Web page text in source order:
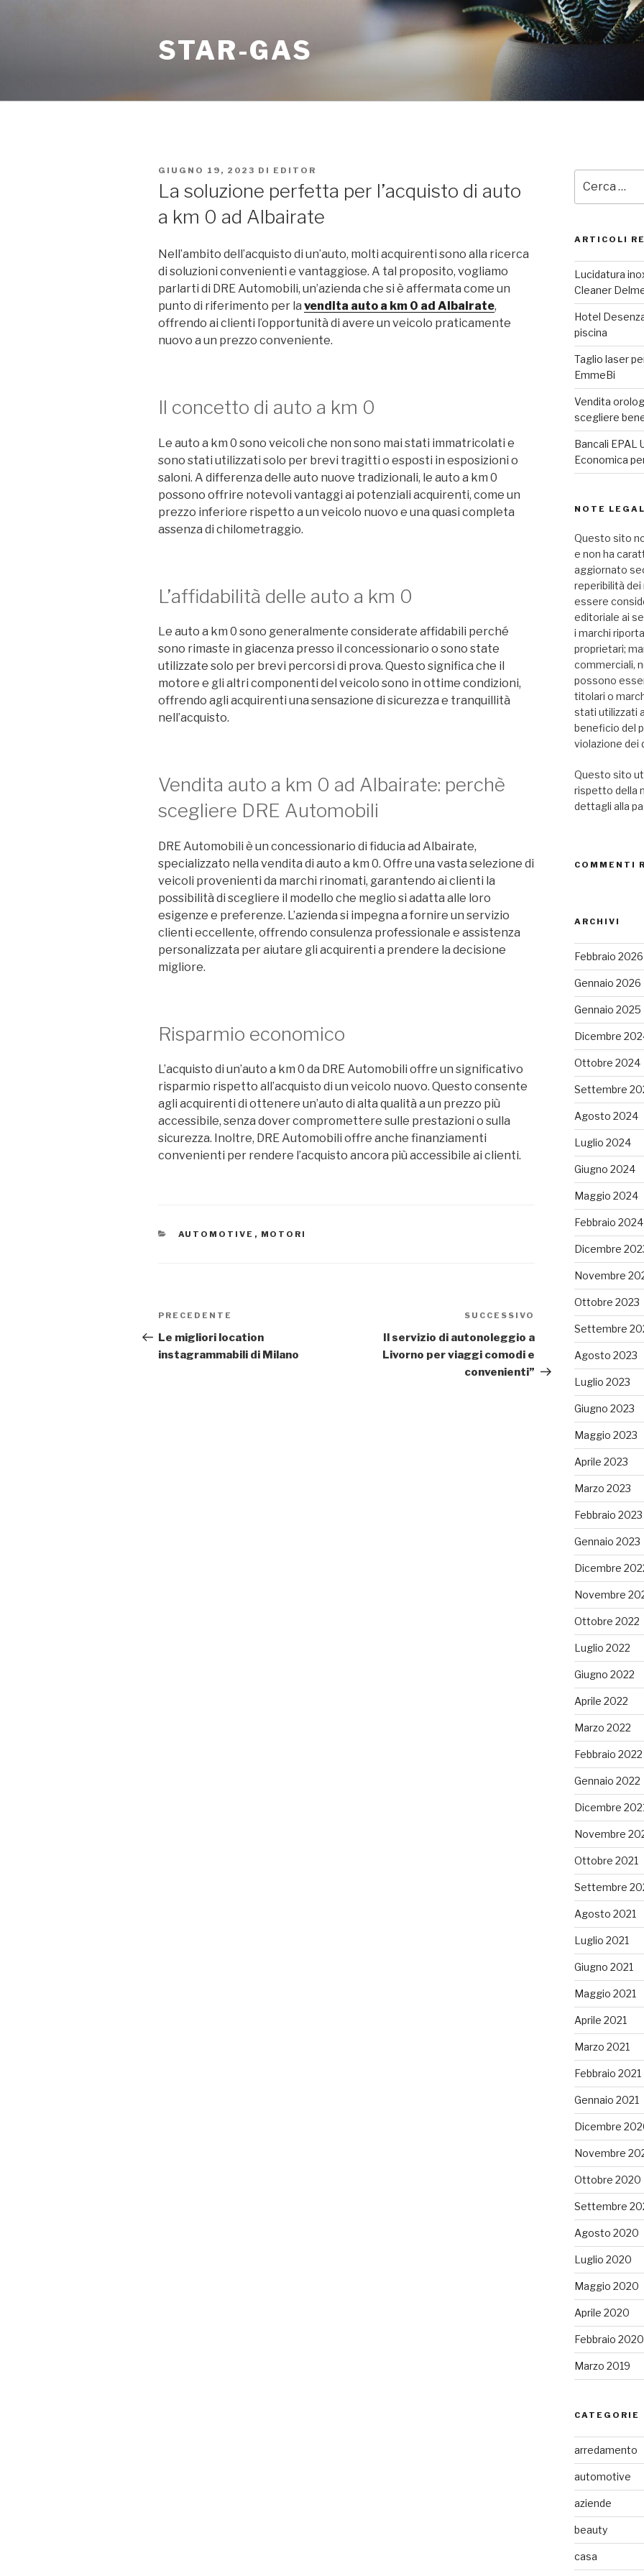
STAR-GAS
PUBBLICATO
GIUGNO 19, 2023 DI EDITOR
La soluzione perfetta per l’acquisto di auto
a km 0 ad Albairate
Nell’ambito dell’acquisto di un’auto, molti acquirenti sono alla ricerca
di soluzioni convenienti e vantaggiose. A tal proposito, vogliamo
parlarti di DRE Automobili, un’azienda che si è affermata come un
punto di riferimento per la vendita auto a km 0 ad Albairate,
offrendo ai clienti l’opportunità di avere un veicolo praticamente
nuovo a un prezzo conveniente.
Il concetto di auto a km 0
Le auto a km 0 sono veicoli che non sono mai stati immatricolati e
sono stati utilizzati solo per brevi tragitti o esposti in esposizioni o
saloni. A differenza delle auto nuove tradizionali, le auto a km 0
possono offrire notevoli vantaggi ai potenziali acquirenti, come un
prezzo inferiore rispetto a un veicolo nuovo e una quasi completa
assenza di chilometraggio.
L’affidabilità delle auto a km 0
Le auto a km 0 sono generalmente considerate affidabili perché
sono rimaste in giacenza presso il concessionario o sono state
utilizzate solo per brevi percorsi di prova. Questo significa che il
motore e gli altri componenti del veicolo sono in ottime condizioni,
offrendo agli acquirenti una sensazione di sicurezza e tranquillità
nell’acquisto.
Vendita auto a km 0 ad Albairate: perchè
scegliere DRE Automobili
DRE Automobili è un concessionario di fiducia ad Albairate,
specializzato nella vendita di auto a km 0. Offre una vasta selezione di
veicoli provenienti da marchi rinomati, garantendo ai clienti la
possibilità di scegliere il modello che meglio si adatta alle loro
esigenze e preferenze. L’azienda si impegna a fornire un servizio
clienti eccellente, offrendo consulenza professionale e assistenza
personalizzata per aiutare gli acquirenti a prendere la decisione
migliore.
Risparmio economico
L’acquisto di un’auto a km 0 da DRE Automobili offre un significativo
risparmio rispetto all’acquisto di un veicolo nuovo. Questo consente
agli acquirenti di ottenere un’auto di alta qualità a un prezzo più
accessibile, senza dover compromettere sulle prestazioni o sulla
sicurezza. Inoltre, DRE Automobili offre anche finanziamenti
convenienti per rendere l’acquisto ancora più accessibile ai clienti.
CATEGORIE
AUTOMOTIVE , MOTORI
Navigazione
articoli
Articolo
precedente:
PRECEDENTE
Le migliori location
instagrammabili di Milano
Articolo
successivo
SUCCESSIVO
Il servizio di autonoleggio a
Livorno per viaggi comodi e
convenienti”
ARTICOLI
Lucidatura
Cleaner
Hotel
piscina
Taglio laser
EmmeBi
Vendita
scegliere
Bancali EPAL
Economica
NOTE
Questo sito
e non ha
aggiornato
reperibilità
essere
editoriale ai
i marchi
proprietari;
commerciali,
possono
titolari o
stati utilizzati
beneficio del
violazione dei
Questo sito
rispetto della
dettagli alla
COMMENTI
ARCHIVI
Febbraio 2026
Gennaio 2026
Gennaio 2025
Dicembre
Ottobre 2024
Settembre
Agosto 2024
Luglio 2024
Giugno 2024
Maggio 2024
Febbraio 2024
Dicembre
Novembre
Ottobre 2023
Settembre
Agosto 2023
Luglio 2023
Giugno 2023
Maggio 2023
Aprile 2023
Marzo 2023
Febbraio 2023
Gennaio 2023
Dicembre
Novembre
Ottobre 2022
Luglio 2022
Giugno 2022
Aprile 2022
Marzo 2022
Febbraio 2022
Gennaio 2022
Dicembre
Novembre
Ottobre 2021
Settembre
Agosto 2021
Luglio 2021
Giugno 2021
Maggio 2021
Aprile 2021
Marzo 2021
Febbraio 2021
Gennaio 2021
Dicembre
Novembre
Ottobre 2020
Settembre
Agosto 2020
Luglio 2020
Maggio 2020
Aprile 2020
Febbraio 2020
Marzo 2019
CATEGORIE
arredamento
automotive
aziende
beauty
casa